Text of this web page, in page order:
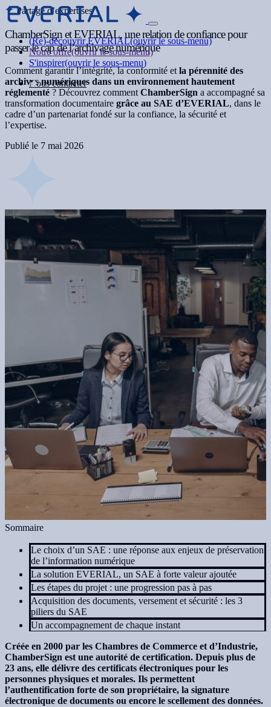
(Re)-découvrir EVERIAL(ouvrir le sous-menu)
Notre offre(ouvrir le sous-menu)
S'inspirer(ouvrir le sous-menu)
Nous contacter
Partage d’expertises
ChamberSign et EVERIAL, une relation de confiance pour
passer le cap de l’archivage numérique
Comment garantir l’intégrité, la conformité etla pérennité des
archives numériques dans un environnement hautement
réglementé ? Découvrez commentChamberSign a accompagné sa
transformation documentaire grâce au SAE d’EVERIAL, dans le
cadre d’un partenariat fondé sur la confiance, la sécurité et
l’expertise.
Publié le 7 mai 2026
Sommaire
Le choix d’un SAE : une réponse aux enjeux de préservation
de l’information numérique
La solution EVERIAL, un SAE à forte valeur ajoutée
Les étapes du projet : une progression pas à pas
Acquisition des documents, versement et sécurité : les 3
piliers du SAE
Un accompagnement de chaque instant
Créée en 2000 par les Chambres de Commerce et d’Industrie,
ChamberSign est une autorité de certification. Depuis plus de
23 ans, elle délivre des certificats électroniques pour les
personnes physiques et morales. Ils permettent
l’authentification forte de son propriétaire, la signature
électronique de documents ou encore le scellement des données.